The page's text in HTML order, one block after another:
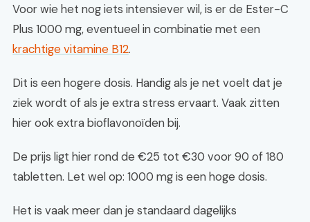
Voor wie het nog iets intensiever wil, is er de Ester-C
Plus 1000 mg, eventueel in combinatie met een
krachtige vitamine B12.
Dit is een hogere dosis. Handig als je net voelt dat je
ziek wordt of als je extra stress ervaart. Vaak zitten
hier ook extra bioflavonoïden bij.
De prijs ligt hier rond de €25 tot €30 voor 90 of 180
tabletten. Let wel op: 1000 mg is een hoge dosis.
Het is vaak meer dan je standaard dagelijks